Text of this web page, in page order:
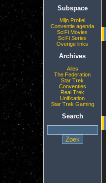
Subspace
Mijn Profiel
Conventie agenda
SciFi Movies
SciFi Series
Overige links
Archives
Alles
The Federation
Star Trek
Conventies
Real Trek
Unification
Star Trek Gaming
Search